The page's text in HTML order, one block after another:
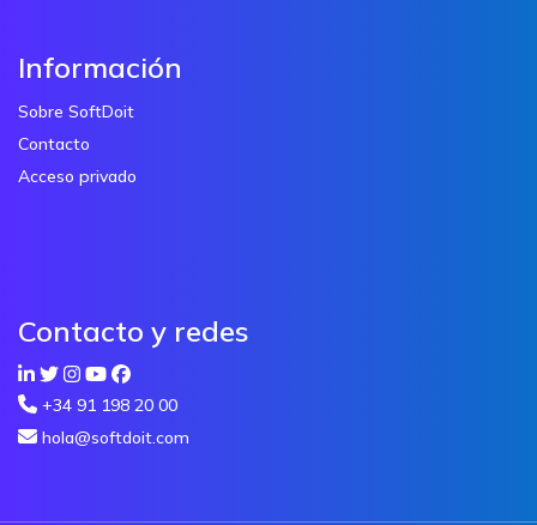
Información
Sobre SoftDoit
Contacto
Acceso privado
Contacto y redes
+34 91 198 20 00
hola@softdoit.com